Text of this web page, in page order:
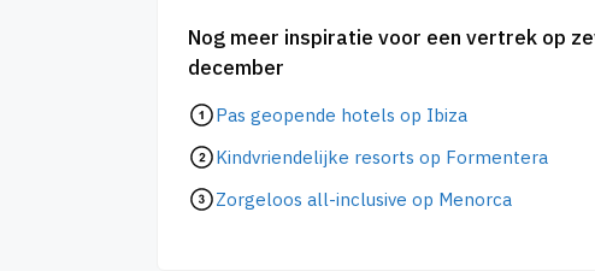
Nog meer inspiratie voor een vertrek op
december
Pas geopende hotels op Ibiza
Kindvriendelijke resorts op Formentera
Zorgeloos all-inclusive op Menorca